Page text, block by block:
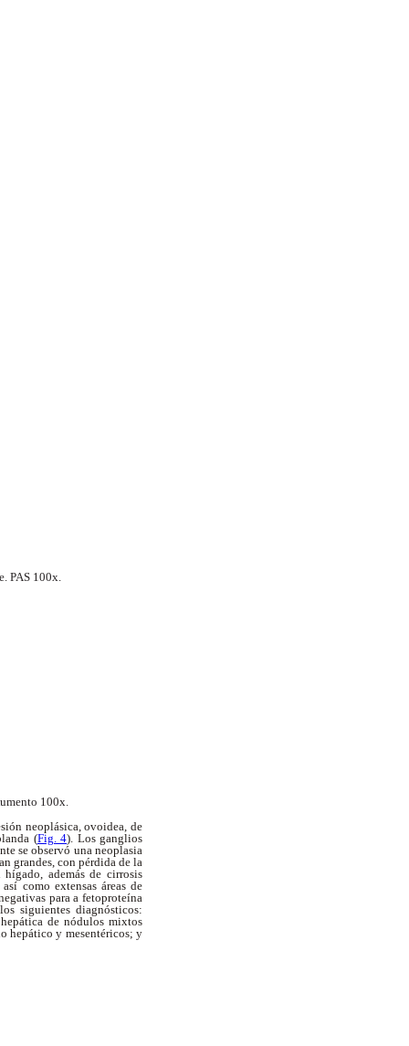
PAS 100x.
100x.
neoplásica, ovoidea, de
(Fig. 4). Los ganglios
se observó una neoplasia
grandes, con pérdida de la
además de cirrosis
como extensas áreas de
paraa fetoproteína
siguientes diagnósticos:
de nódulos mixtos
hepático y mesentéricos; y